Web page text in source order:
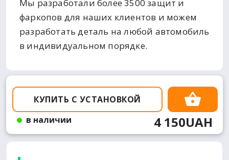
Мы разработали более 3500 защит и
фаркопов для наших клиентов и можем
разработать деталь на любой автомобиль
в индивидуальном порядке.
КУПИТЬ С УСТАНОВКОЙ
в наличии
4 150UAH